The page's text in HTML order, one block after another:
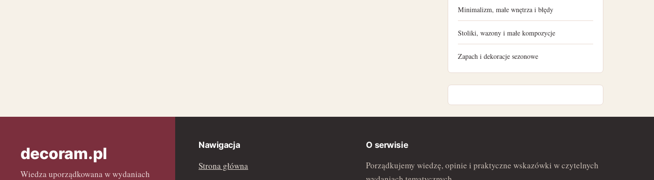
kwiecień 2022
marzec 2022
luty 2022
Minimalizm, małe wnętrza i błędy
Stoliki, wazony i małe kompozycje
Zapach i dekoracje sezonowe
decoram.pl
Wiedza uporządkowana w wydaniach
Nawigacja
Strona główna
O serwisie
Porządkujemy wiedzę, opinie i praktyczne wskazówki w czytelnych